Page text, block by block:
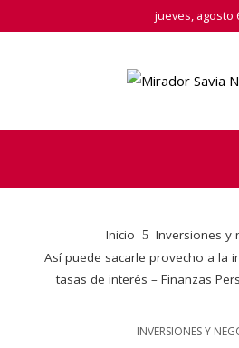
jueves, agosto
Inicio
Inversiones y
Así puede sacarle provecho a la
tasas de interés – Finanzas
INVERSIONES Y